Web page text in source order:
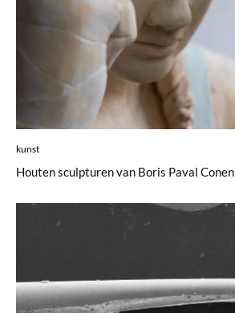
kunst
Houten sculpturen van Boris Paval Conen